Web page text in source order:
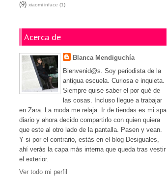
(9) xiaomi inface (1)
Acerca de
Blanca Mendiguchía
Bienvenid@s. Soy periodista de la
antigua escuela. Curiosa e inquieta.
Siempre quise saber el por qué de
las cosas. Incluso llegue a trabajar
en Zara. La moda me relaja. Ir de tiendas es mi spa
diario y ahora decido compartirlo con quien quiera
que este al otro lado de la pantalla. Pasen y vean.
Y si por el contrario, estás en el blog Desiguales,
ahí verás la capa más interna que queda tras vestir
el exterior.
Ver todo mi perfil